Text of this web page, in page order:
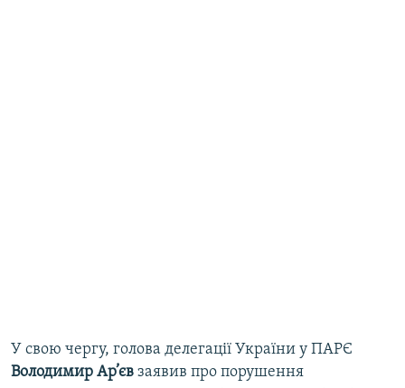
У свою чергу, голова делегації України у ПАРЄ
Володимир Ар’єв заявив про порушення